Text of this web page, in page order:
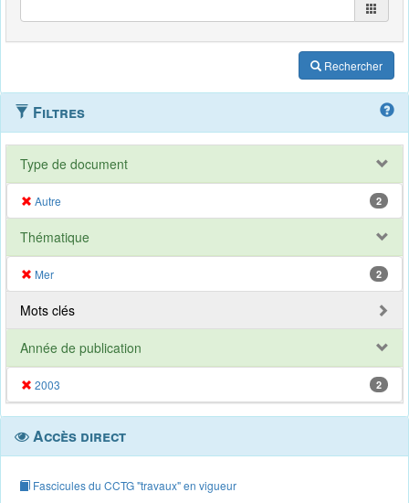
Rechercher
Filtres
Type de document
Autre 2
Thématique
Mer 2
Mots clés
Année de publication
2003 2
Accès direct
Fascicules du CCTG "travaux" en vigueur